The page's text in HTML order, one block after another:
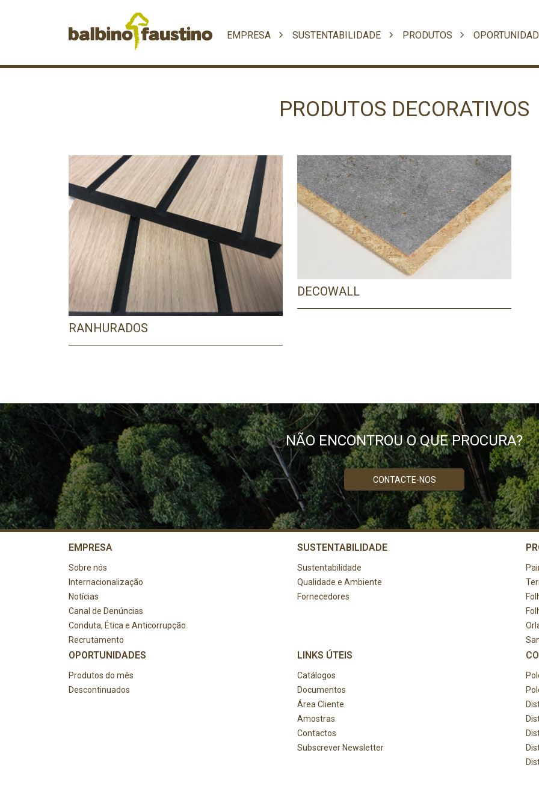
EMPRESA SUSTENTABILIDADE PRODUTOS
PRECISA DE AJUDA?
Comece por escrever aqui o que procura.
PRODUTOS DECORATIVOS
RANHURADOS
DECOWALL
NÃO ENCONTROU O QUE PROCURA?
CONTACTE-NOS
EMPRESA
Sobre nós
Internacionalização
Notícias
Canal de Denúncias
Conduta, Ética e Anticorrupção
Recrutamento
SUSTENTABILIDADE
Sustentabilidade
Qualidade e Ambiente
Fornecedores
OPORTUNIDADES
Produtos do mês
Descontinuados
LINKS ÚTEIS
Catálogos
Documentos
Área Cliente
Amostras
Contactos
Subscrever Newsletter